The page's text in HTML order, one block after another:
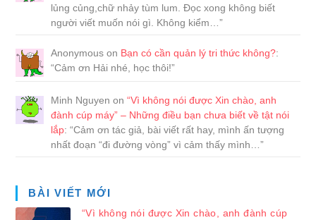
lủng củng,chữ nhảy tùm lum. Đọc xong không biết
người viết muốn nói gì. Không kiểm…”
Anonymous on Bạn có cần quản lý tri thức không?:
“Cảm ơn Hải nhé, học thôi!”
Minh Nguyen on“Vì không nói được Xin chào, anh
đành cúp máy” – Những điều bạn chưa biết về tật nói
lắp: “Cảm ơn tác giả, bài viết rất hay, mình ấn tượng
nhất đoạn “đi đường vòng” vì cảm thấy mình…”
BÀI VIẾT MỚI
“Vì không nói được Xin chào, anh đành cúp